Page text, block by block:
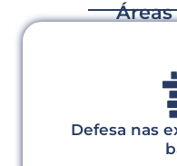
Defesa nas